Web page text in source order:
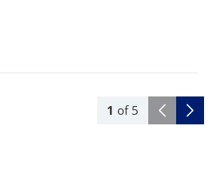
1 of 5